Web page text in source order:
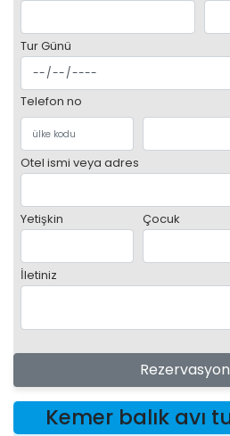
Tur Günü
Telefon no
Otel ismi veya adres
Yetişkin Çocuk
İletiniz
Kemer balık avı